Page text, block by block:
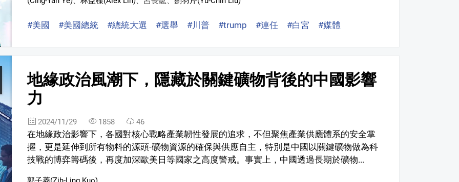
#美國 #美國總統 #總統大選 #選舉 #川普 #trump #連任 #白宮 #媒體
地緣政治風潮下，隱藏於關鍵礦物背後的中國影響
力
2024/11/29 1858 46
在地緣政治影響下，各國對核心戰略產業韌性發展的追求，不但聚焦產業供應體系的安全掌
握，更是延伸到所有物料的源頭-礦物資源的確保與供應自主，特別是中國以關鍵礦物做為科
技戰的博弈籌碼後，再度加深歐美日等國家之高度警戒。事實上，中國透過長期於礦物...